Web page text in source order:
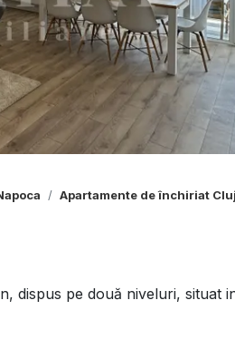
Apartamente de închiriat
dispus pe două niveluri, situat